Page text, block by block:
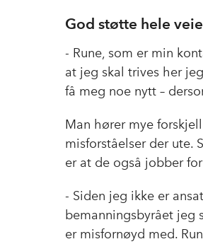
God støtte hele
- Rune, som er min
at jeg skal trives her
få meg noe nytt –
Man hører mye
misforståelser der ute.
er at de også jobber
- Siden jeg ikke er
bemanningsbyrået jeg
er misfornøyd med.